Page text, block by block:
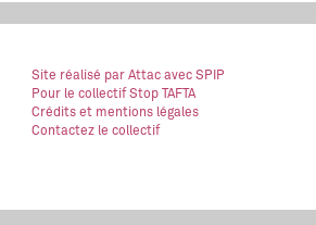
Site réalisé par Attac avec SPIP
Pour le collectif Stop TAFTA
Crédits et mentions légales
Contactez le collectif